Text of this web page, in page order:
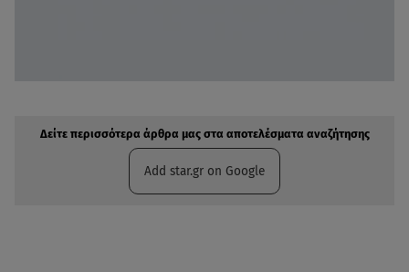
Δείτε περισσότερα άρθρα μας στα αποτελέσματα αναζήτησης
Add star.gr on Google